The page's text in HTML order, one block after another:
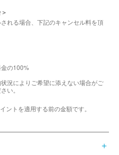
れる場合、下記のキャンセル料を頂
の100%
況によりご希望に添えない場合がご
い。
ントを適用する前の金額です。